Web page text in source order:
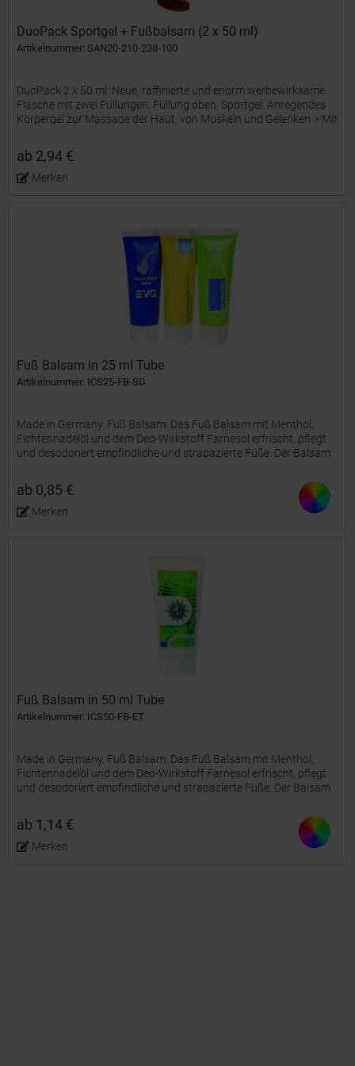
DuoPack Sportgel + Fußbalsam (2 x 50 ml)
Artikelnummer: SAN20-210-238-100
DuoPack 2 x 50 ml: Neue, raffinierte und enorm werbewirksame
Flasche mit zwei Füllungen. Füllung oben: Sportgel. Anregendes
Körpergel zur Massage der Haut, von Muskeln und Gelenken. • Mit
ab 2,94 €
Merken
Fuß Balsam in 25 ml Tube
Artikelnummer: ICS25-FB-SD
Made in Germany. Fuß Balsam: Das Fuß Balsam mit Menthol,
Fichtennadelöl und dem Deo-Wirkstoff Farnesol erfrischt, pflegt
und desodoriert empfindliche und strapazierte Füße. Der Balsam
ab 0,85 €
Merken
Fuß Balsam in 50 ml Tube
Artikelnummer: ICS50-FB-ET
Made in Germany. Fuß Balsam: Das Fuß Balsam mit Menthol,
Fichtennadelöl und dem Deo-Wirkstoff Farnesol erfrischt, pflegt
und desodoriert empfindliche und strapazierte Füße. Der Balsam
ab 1,14 €
Merken